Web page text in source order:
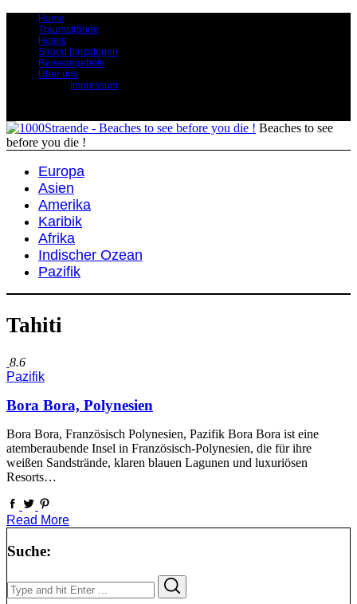
Home
Traumstrände
Hotels
Strand hinzufügen
Reiseangebote
Über uns
Impressum
Beaches to see
before you die !
Europa
Asien
Amerika
Karibik
Afrika
Indischer Ozean
Pazifik
Tahiti
8.6
Pazifik
Bora Bora, Polynesien
Bora Bora, Französisch Polynesien, Pazifik Bora Bora ist eine
atemberaubende Insel in Französisch-Polynesien, die für ihre
weißen Sandstrände, klaren blauen Lagunen und luxuriösen
Resorts…
Read More
Suche:
Search
for: